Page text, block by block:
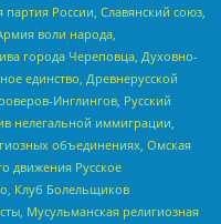
России, Славянский союз,
воли народа,
города Череповца, Духовно-
единство, Древнерусской
Инглингов, Русский
нелегальной иммиграции,
объединениях, Омская
движения Русское
Клуб Болельщиков
Мусульманская религиозная